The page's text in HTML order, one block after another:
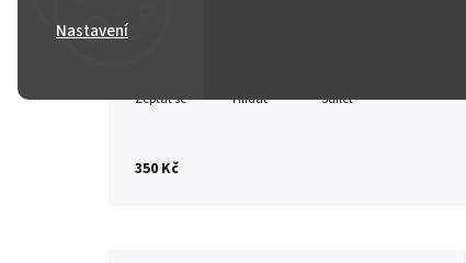
Nastavení
350 Kč
Zeptat se Hlídat Sdílet